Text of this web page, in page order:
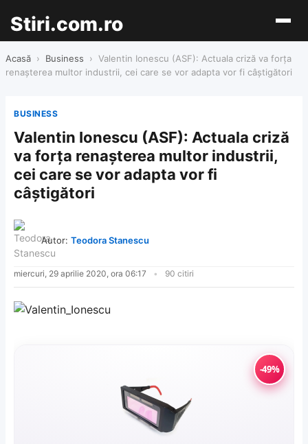
Stiri.com.ro
Acasă › Business › Valentin Ionescu (ASF): Actuala criză va forţa
renaşterea multor industrii, cei care se vor adapta vor fi câştigători
BUSINESS
Valentin Ionescu (ASF): Actuala criză
va forţa renaşterea multor industrii,
cei care se vor adapta vor fi
câştigători
Autor: Teodora Stanescu
miercuri, 29 aprilie 2020, ora 06:17 90 citiri
-49%